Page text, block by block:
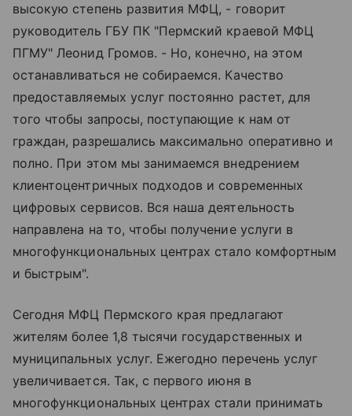
высокую степень развития МФЦ, - говорит
руководитель ГБУ ПК "Пермский краевой МФЦ
ПГМУ" Леонид Громов. - Но, конечно, на этом
останавливаться не собираемся. Качество
предоставляемых услуг постоянно растет, для
того чтобы запросы, поступающие к нам от
граждан, разрешались максимально оперативно и
полно. При этом мы занимаемся внедрением
клиентоцентричных подходов и современных
цифровых сервисов. Вся наша деятельность
направлена на то, чтобы получение услуги в
многофункциональных центрах стало комфортным
и быстрым".
Сегодня МФЦ Пермского края предлагают
жителям более 1,8 тысячи государственных и
муниципальных услуг. Ежегодно перечень услуг
увеличивается. Так, с первого июня в
многофункциональных центрах стали принимать